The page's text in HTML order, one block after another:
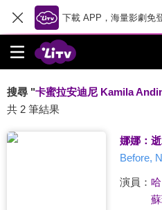
下載 APP，海量影劇免
搜尋 "卡蜜拉安迪尼 Kamila
共 2 筆結果
娜娜：
Before,
演員：